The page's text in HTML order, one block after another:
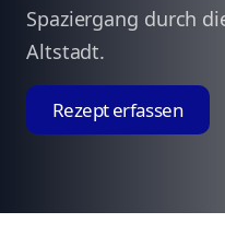
Spaziergang durch
Altstadt.
Rezept erfassen